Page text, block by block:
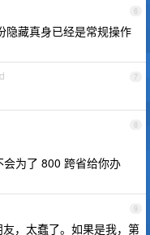
6
隐藏真身已经是常规操作
7
8
为了 800 跨省给你办
9
，太蠢了。如果是我，第